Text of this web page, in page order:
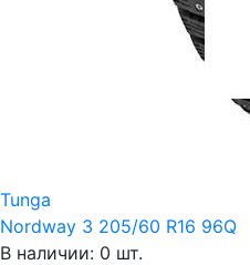
Tunga
Nordway 3 205/60 R16 96Q
В наличии: 0 шт.